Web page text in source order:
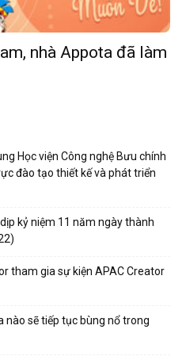
nhà Appota đã làm
Học viện Công nghệ Bưu chính
đào tạo thiết kế và phát triển
kỷ niệm 11 năm ngày thành
tham gia sự kiện APAC Creator
nào sẽ tiếp tục bùng nổ trong